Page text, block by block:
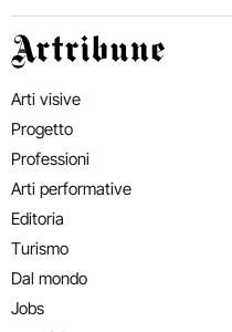
Artribune
Arti visive
Progetto
Professioni
Arti performative
Editoria
Turismo
Dal mondo
Jobs